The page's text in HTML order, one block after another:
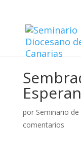
por Seminario de
comentarios